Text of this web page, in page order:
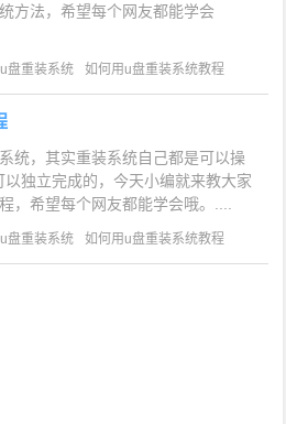
方法，希望每个网友都能学会
盘重装系统
如何用u盘重装系统教程
重装系统
统，其实重装系统自己都是可以操
独立完成的，今天小编就来教大家
，希望每个网友都能学会哦。....
盘重装系统
如何用u盘重装系统教程
重装系统